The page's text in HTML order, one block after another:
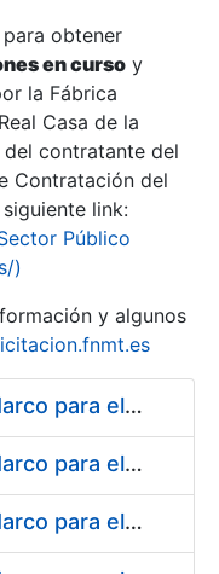
obtener
en curso y
la Fábrica
Casa de la
contratante del
Contratación del
link:
Público
)
y algunos
Suscripción de Acuerdo Marco para el Suministro de Acero para la fabricación de puntas para troqueles, punzones y matrices
Suscripción de Acuerdo Marco para el Suministro de Rodamientos y material de Transmisión para la Fábrica de Papel de Seguridad de la FNMT-RCM en Burgos
Suscripción de Acuerdo Marco para el Suministro de Material de Ferretería para la Fábrica de Papel de Seguridad de la FNMT-RCM en Burgos